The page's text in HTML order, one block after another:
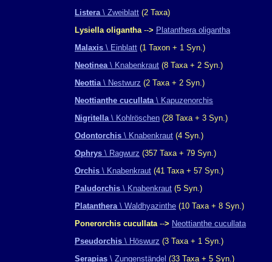
Listera \ Zweiblatt (2 Taxa)
Lysiella oligantha --> Platanthera oligantha
Malaxis \ Einblatt (1 Taxon + 1 Syn.)
Neotinea \ Knabenkraut (8 Taxa + 2 Syn.)
Neottia \ Nestwurz (2 Taxa + 2 Syn.)
Neottianthe cucullata \ Kapuzenorchis
Nigritella \ Kohlröschen (28 Taxa + 3 Syn.)
Odontorchis \ Knabenkraut (4 Syn.)
Ophrys \ Ragwurz (357 Taxa + 79 Syn.)
Orchis \ Knabenkraut (41 Taxa + 57 Syn.)
Paludorchis \ Knabenkraut (5 Syn.)
Platanthera \ Waldhyazinthe (10 Taxa + 8 Syn.)
Ponerorchis cucullata --> Neottianthe cucullata
Pseudorchis \ Höswurz (3 Taxa + 1 Syn.)
Serapias \ Zungenständel (33 Taxa + 5 Syn.)